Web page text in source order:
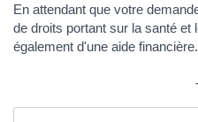
En attendant que votre
de droits portant sur la santé et
également d'une aide financière.